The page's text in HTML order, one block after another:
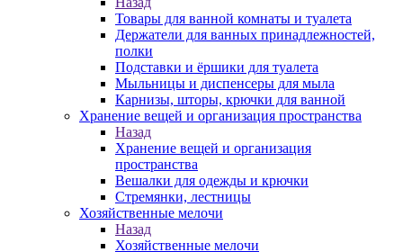
Товары для ванной комнаты и туалета
Держатели для ванных принадлежностей,
полки
Подставки и ёршики для туалета
Мыльницы и диспенсеры для мыла
Карнизы, шторы, крючки для ванной
Хранение вещей и организация пространства
Назад
Хранение вещей и организация
пространства
Вешалки для одежды и крючки
Стремянки, лестницы
Хозяйственные мелочи
Назад
Хозяйственные мелочи